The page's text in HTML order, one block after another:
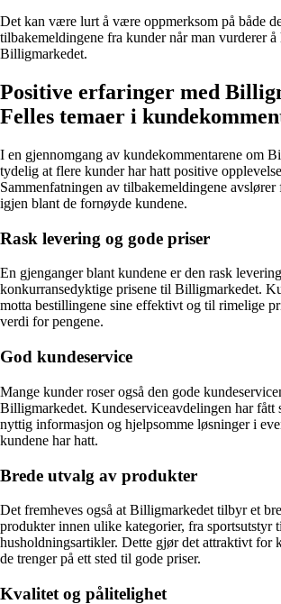
Det kan være lurt å være oppmerksom på både
tilbakemeldingene fra kunder når man vurderer å
Billigmarkedet.
Positive erfaringer med
Felles temaer i
I en gjennomgang av kundekommentarene om
tydelig at flere kunder har hatt positive
Sammenfatningen av tilbakemeldingene avslører
igjen blant de fornøyde kundene.
Rask levering og gode priser
En gjenganger blant kundene er den rask
konkurransedyktige prisene til Billigmarkedet.
motta bestillingene sine effektivt og til rimelige
verdi for pengene.
God kundeservice
Mange kunder roser også den gode
Billigmarkedet. Kundeserviceavdelingen har fått
nyttig informasjon og hjelpsomme løsninger i
kundene har hatt.
Brede utvalg av produkter
Det fremheves også at Billigmarkedet tilbyr et
produkter innen ulike kategorier, fra sportsutstyr
husholdningsartikler. Dette gjør det attraktivt for
de trenger på ett sted til gode priser.
Kvalitet og pålitelighet